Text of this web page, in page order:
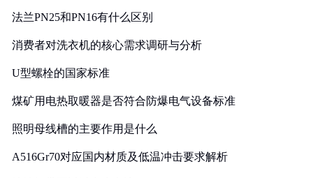
法兰PN25和PN16有什么区别
消费者对洗衣机的核心需求调研与分析
U型螺栓的国家标准
煤矿用电热取暖器是否符合防爆电气设备标准
照明母线槽的主要作用是什么
A516Gr70对应国内材质及低温冲击要求解析